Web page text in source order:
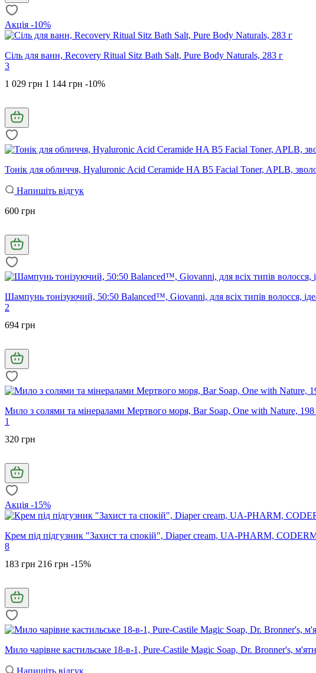
Акція -10%
Сіль для ванн, Recovery Ritual Sitz Bath Salt, Pure Body Naturals, 283 г
3
1 029 грн 1 144 грн -10%
Тонік для обличчя, Hyaluronic Acid Ceramide HA B5 Facial Toner, APLB,
Напишіть відгук
600 грн
Шампунь тонізуючий, 50:50 Balanced™, Giovanni, для всіх типів волосся,
2
694 грн
Мило з солями та мінералами Мертвого моря, Bar Soap, One with Nature, 198
1
320 грн
Акція -15%
Крем під підгузник "Захист та спокій", Diaper cream, UA-PHARM,
8
183 грн 216 грн -15%
Мило чарівне кастильське 18-в-1, Pure-Castile Magic Soap, Dr. Bronner's,
Напишіть відгук